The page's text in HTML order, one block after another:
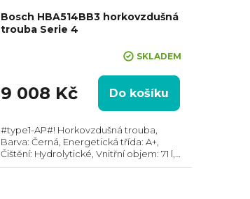
Bosch HBA514BB3 horkovzdušná
trouba Serie 4
je
z
5
hvězdiček.
SKLADEM
9 008 Kč Do košíku
#type1-AP#! Horkovzdušná trouba,
Barva: Černá, Energetická třída: A+,
Čištění: Hydrolytické, Vnitřní objem: 71 l,
Max. příkon: 3400 W, Gril, Rozměry